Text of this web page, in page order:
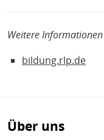
Weitere
bildung.rlp.de
Über uns